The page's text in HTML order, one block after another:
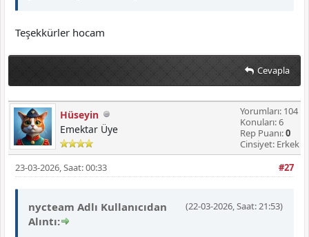
Teşekkürler hocam
Cevapla
Hüseyin
Emektar Üye
Yorumları: 104
Konuları: 6
Rep Puanı:0
Cinsiyet: Erkek
#27
23-03-2026, Saat: 00:33
(22-03-2026, Saat: 21:53)
nycteam Adlı Kullanıcıdan
Alıntı: